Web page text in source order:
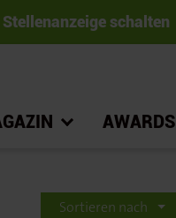
Stellenanzeige schalten
AWARDS
Sortieren nach